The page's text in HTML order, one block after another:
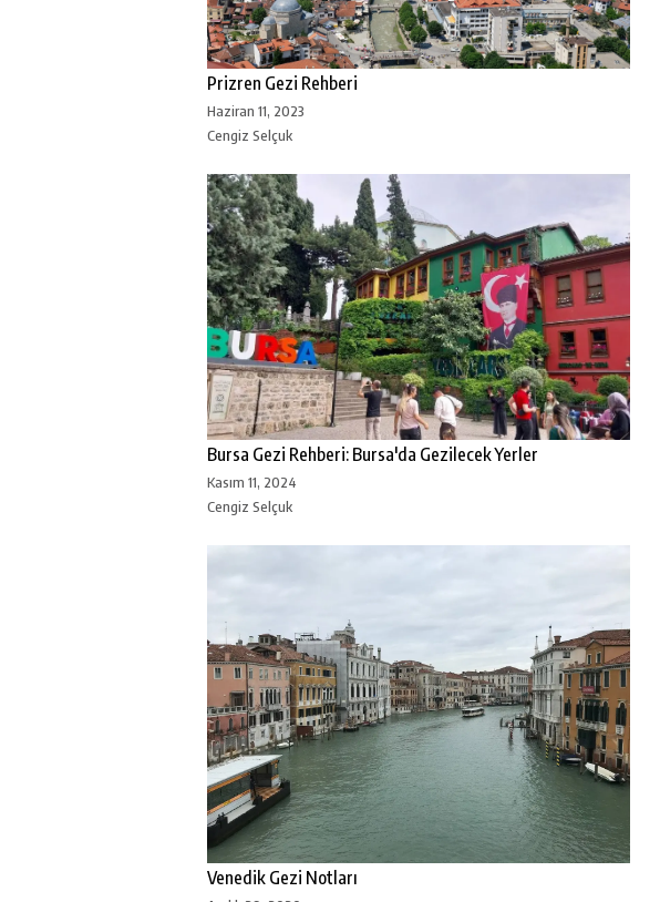
Prizren Gezi Rehberi
Haziran 11, 2023
Cengiz Selçuk
Bursa Gezi Rehberi: Bursa'da Gezilecek Yerler
Kasım 11, 2024
Cengiz Selçuk
Venedik Gezi Notları